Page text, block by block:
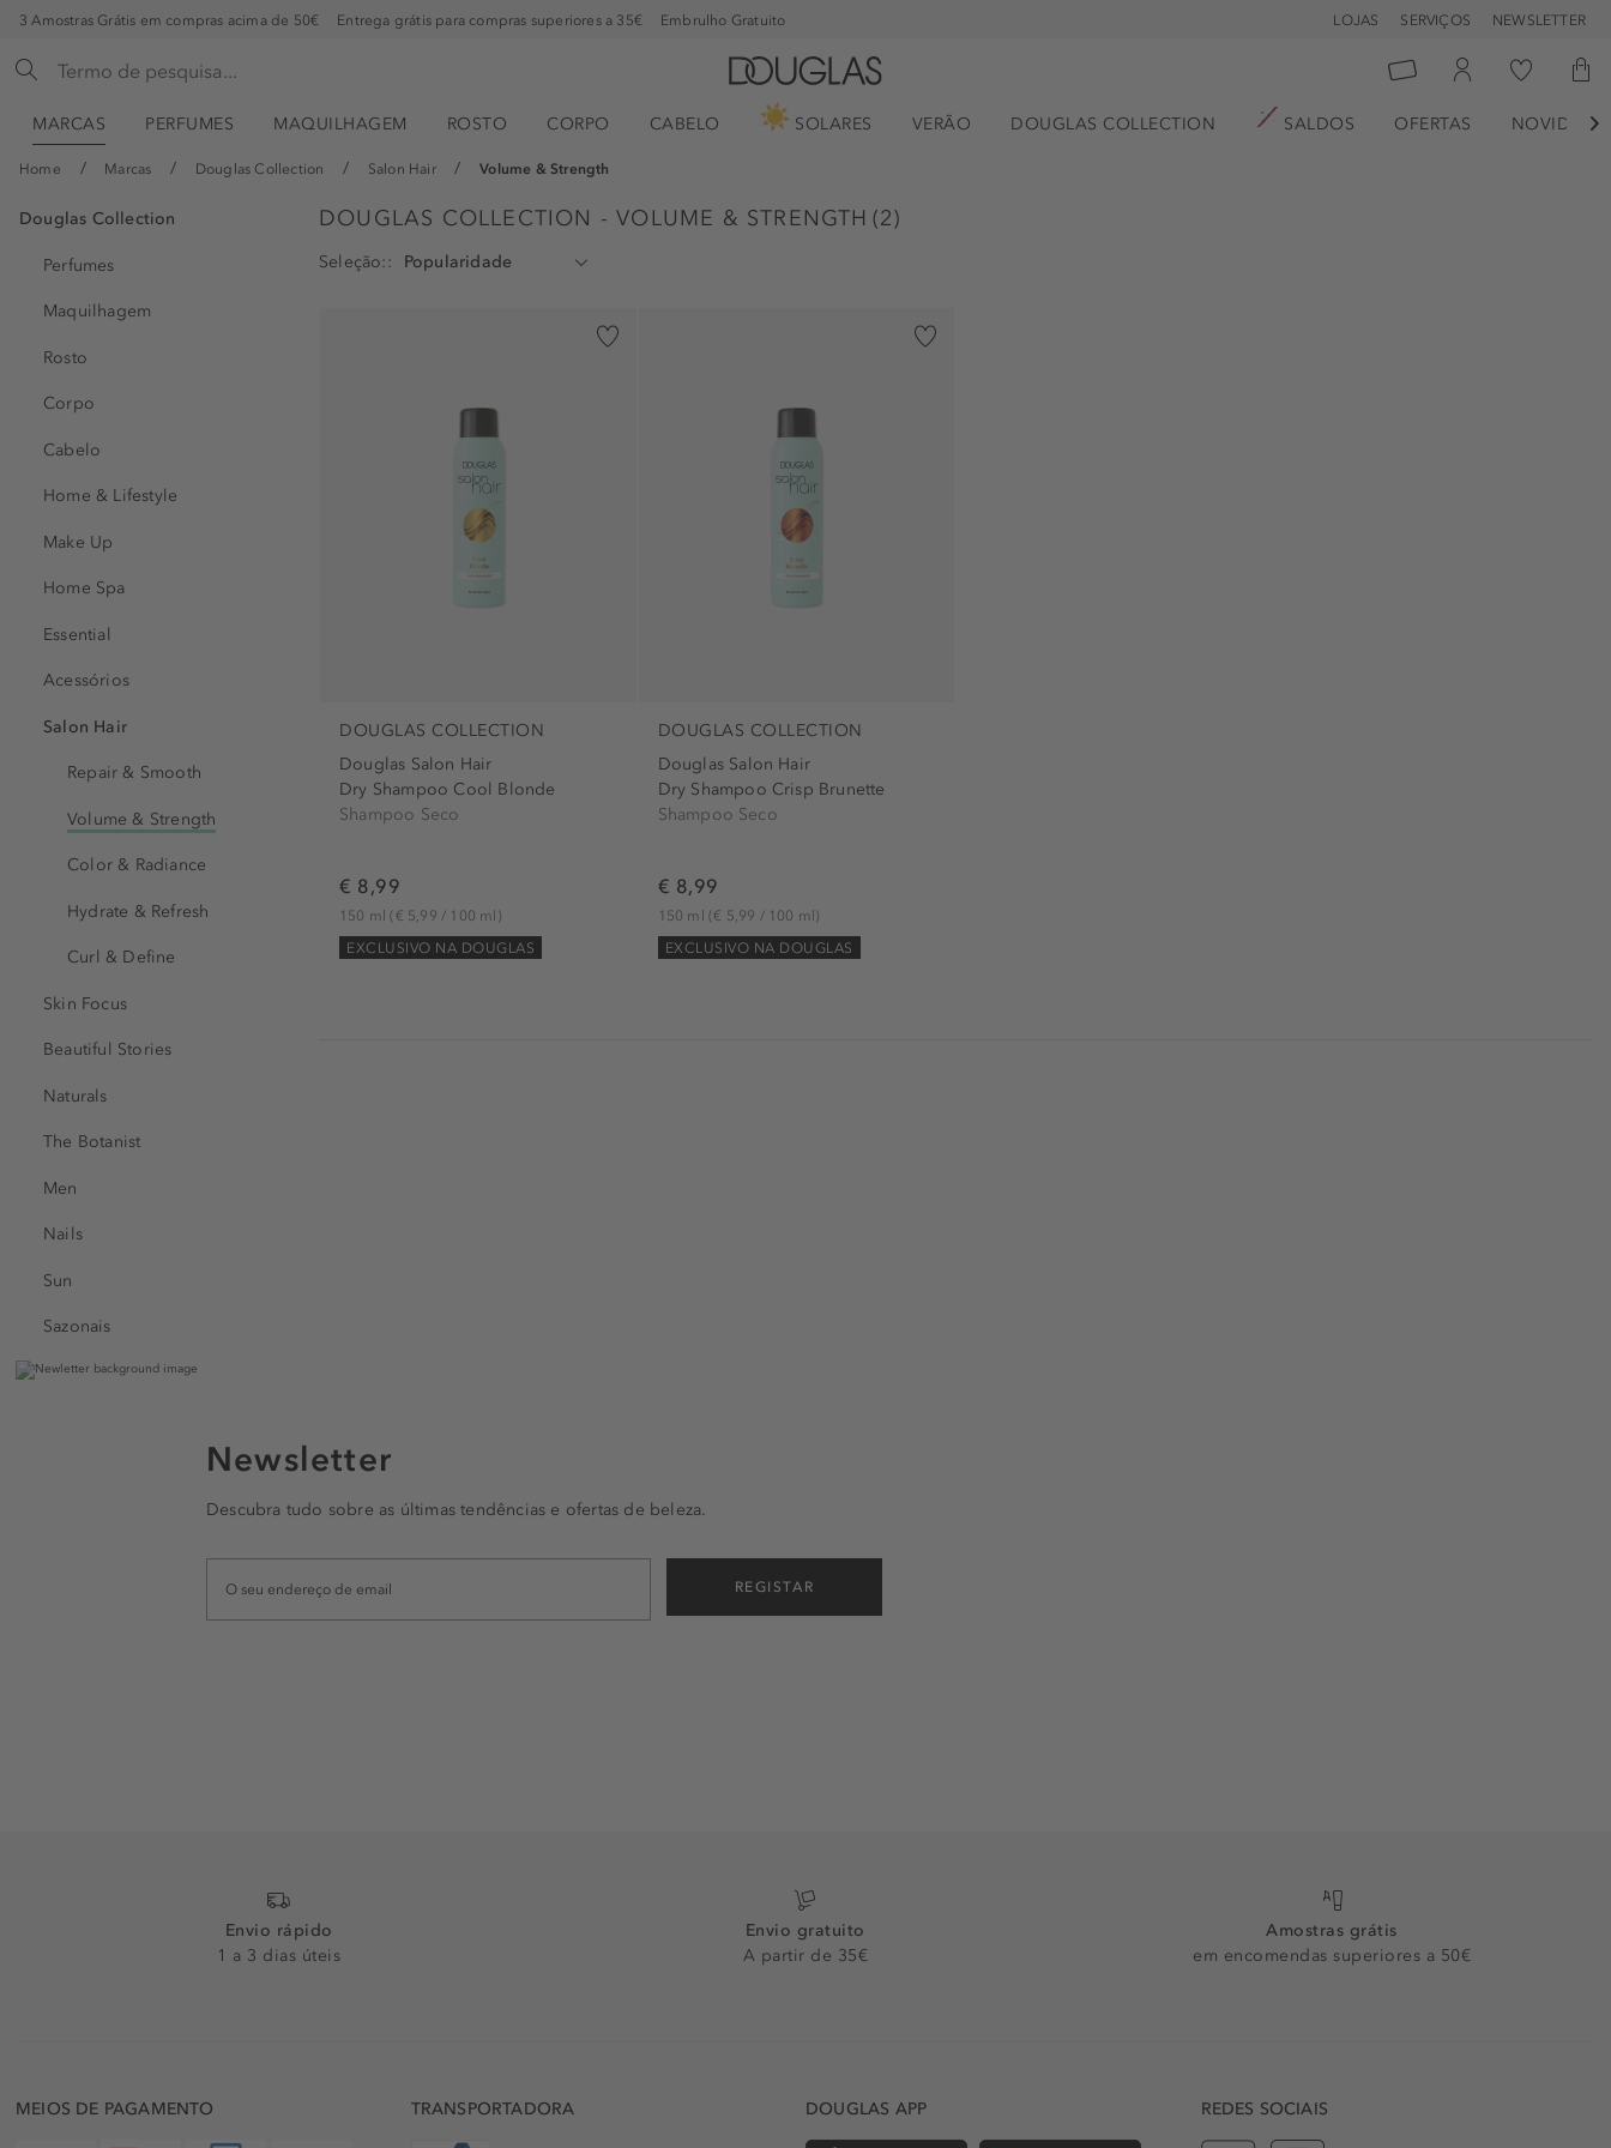
3 Amostras Grátis em compras acima de 50€ Entrega grátis para compras superiores a 35€ Embrulho Gratuito LOJAS SERVIÇOS NEWSLETTER
MARCAS PERFUMES MAQUILHAGEM ROSTO CORPO CABELO SOLARES VERÃO DOUGLAS COLLECTION SALDOS OFERTAS 
Home Marcas Douglas Collection Salon Hair Volume & Strength
Douglas Collection
Perfumes
Maquilhagem
Rosto
Corpo
Cabelo
Home & Lifestyle
Make Up
Home Spa
Essential
Acessórios
Salon Hair
Repair & Smooth
Volume & Strength
Color & Radiance
Hydrate & Refresh
Curl & Define
Skin Focus
Beautiful Stories
Naturals
The Botanist
Men
Nails
Sun
Sazonais
DOUGLAS COLLECTION - VOLUME & STRENGTH (2)
Seleção:
DOUGLAS COLLECTION
Douglas Salon Hair
Dry Shampoo Cool Blonde
Shampoo Seco
€ 8,99
150 ml(€ 5,99 / 100 ml)
EXCLUSIVO NA DOUGLAS
DOUGLAS COLLECTION
Douglas Salon Hair
Dry Shampoo Crisp Brunette
Shampoo Seco
€ 8,99
150 ml (€ 5,99 / 100 ml)
EXCLUSIVO NA DOUGLAS
Newsletter
Descubra tudo sobre as últimas tendências e ofertas de beleza.
REGISTAR
Envio rápido
1 a 3 dias úteis
Envio gratuito
A partir de 35€
Amostras grátis
em encomendas superiores a 50€
MEIOS DE PAGAMENTO TRANSPORTADORA DOUGLAS APP REDES SOCIAIS